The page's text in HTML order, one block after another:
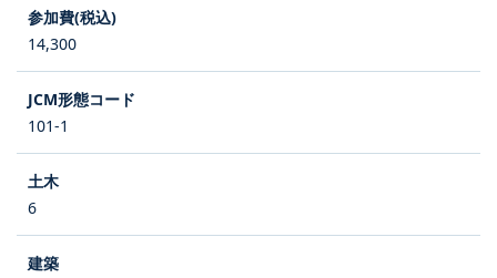
14,300
101-1
6